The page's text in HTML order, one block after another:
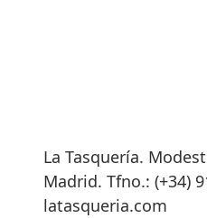
La Tasquería.
Madrid. Tfno.: (+34)
latasqueria.com